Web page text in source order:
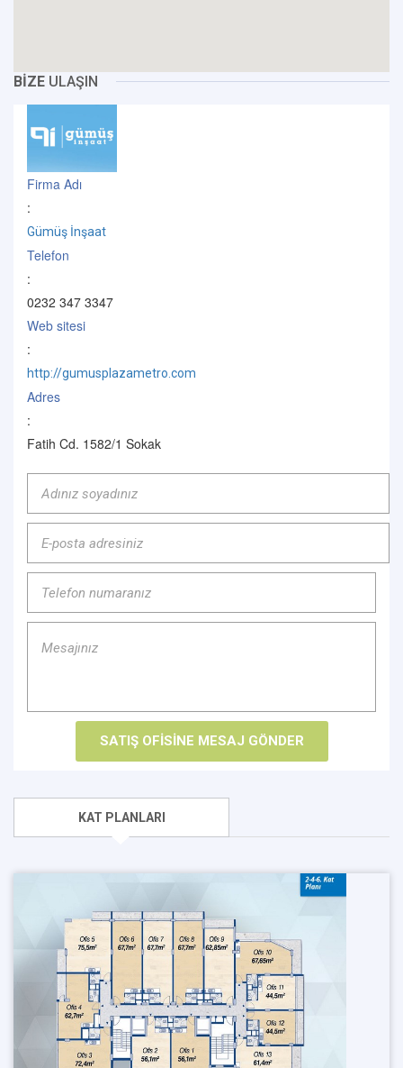
BİZE ULAŞIN
Firma Adı
:
Gümüş İnşaat
Telefon
:
0232 347 3347
Web sitesi
:
http://gumusplazametro.com
Adres
:
Fatih Cd. 1582/1 Sokak
KAT PLANLARI